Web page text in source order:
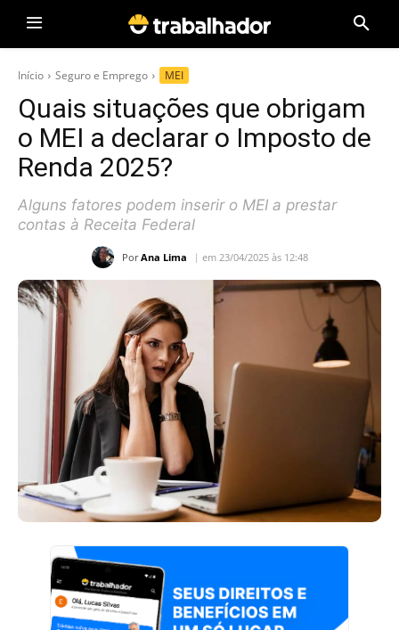
Início Seguro e Emprego MEI
Quais situações que obrigam
o MEI a declarar o Imposto de
Renda 2025?
Alguns fatores podem inserir o MEI a prestar
contas à Receita Federal
Por Ana Lima em 23/04/2025 às 12:48